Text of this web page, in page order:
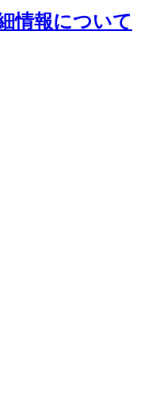
情報について